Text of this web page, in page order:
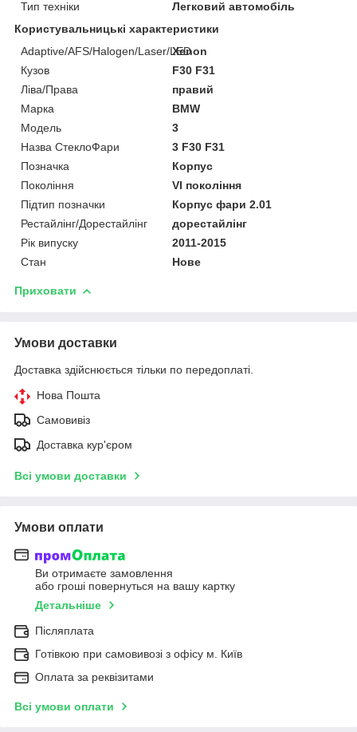
Тип техніки
Легковий автомобіль
Користувальницькі характеристики
Adaptive/AFS/Halogen/Laser/LED
Xenon
Кузов
F30 F31
Ліва/Права
правий
Марка
BMW
Мoдель
3
Назва СтеклоФари
3 F30 F31
Позначка
Корпус
Покоління
VI покоління
Підтип позначки
Корпус фари 2.01
Рестайлінг/Дорестайлінг
дорестайлінг
Рік випуску
2011-2015
Стан
Нове
Приховати
Умови доставки
Доставка здійснюється тільки по передоплаті.
Нова Пошта
Самовивіз
Доставка кур'єром
Всі умови доставки
Умови оплати
Ви отримаєте замовлення
або гроші повернуться на вашу картку
Детальніше
Післяплата
Готівкою при самовивозі з офісу м. Київ
Оплата за реквізитами
Всі умови оплати